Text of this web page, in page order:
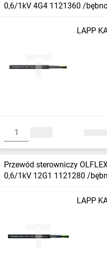
0,6/1kV 4G4 1121360 /
LAPP
Przewód sterowniczy
0,6/1kV 12G1 1121280 /
LAPP